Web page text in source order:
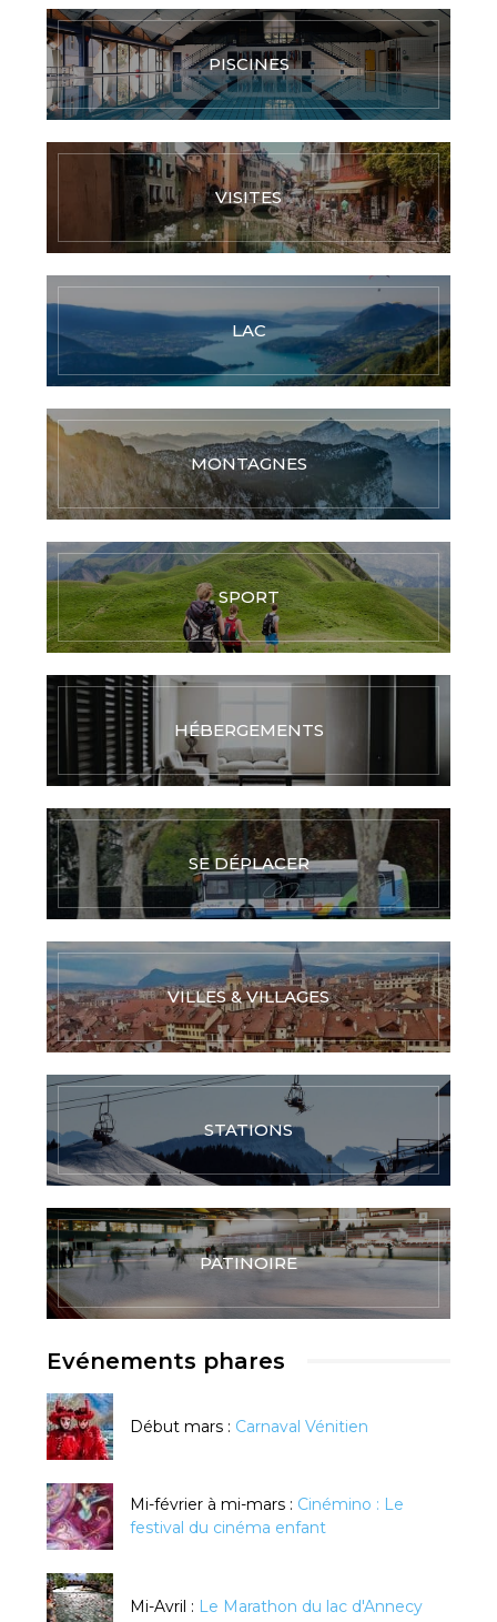
PISCINES
VISITES
LAC
MONTAGNES
SPORT
HÉBERGEMENTS
SE DÉPLACER
VILLES & VILLAGES
STATIONS
PATINOIRE
Evénements phares
Début mars : Carnaval Vénitien
Mi-février à mi-mars : Cinémino : Le
festival du cinéma enfant
Mi-Avril : Le Marathon du lac d'Annecy